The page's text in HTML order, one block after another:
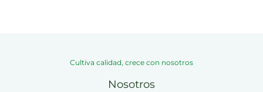
Cultiva calidad, crece con nosotros
Nosotros